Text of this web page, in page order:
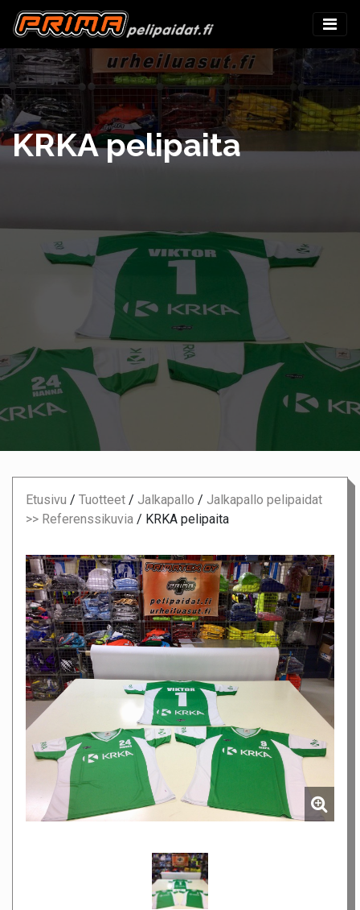
KRKA pelipaita
Etusivu / Tuotteet / Jalkapallo / Jalkapallo pelipaidat
>> Referenssikuvia / KRKA pelipaita